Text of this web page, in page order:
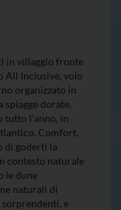
in villaggio fronte
All Inclusive, volo
organizzato in
spiagge dorate,
l’anno, in
Comfort,
di goderti la
contesto naturale
le dune
naturali di
sorprendenti, e